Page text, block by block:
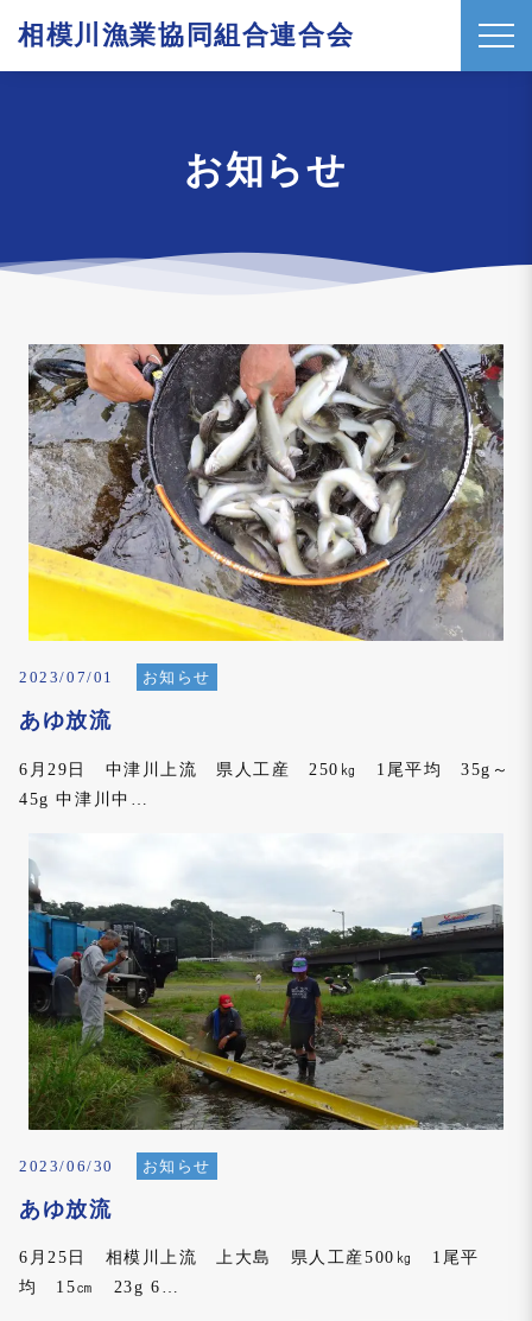
相模川漁業協同組合連合会
t
o
a
g
a
t
i
o
n
お知らせ
2023/07/01 お知らせ
あゆ放流
6月29日 中津川上流 県人工産 250㎏ 1尾平均 35g～
45g 中津川中…
2023/06/30 お知らせ
あゆ放流
6月25日 相模川上流 上大島 県人工産500㎏ 1尾平
均 15㎝ 23g 6…